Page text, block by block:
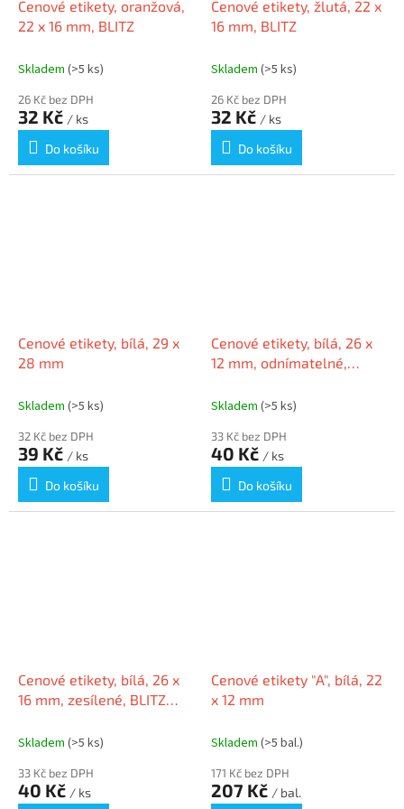
Cenové etikety, oranžová,
22 x 16 mm, BLITZ
Skladem (>5 ks)
26 Kč bez DPH
32 Kč / ks
Do košíku
Cenové etikety, žlutá, 22 x
16 mm, BLITZ
Skladem (>5 ks)
26 Kč bez DPH
32 Kč / ks
Do košíku
Cenové etikety, bílá, 29 x
28 mm
Skladem (>5 ks)
32 Kč bez DPH
39 Kč / ks
Do košíku
Cenové etikety, bílá, 26 x
12 mm, odnímatelné,
Skladem (>5 ks)
33 Kč bez DPH
40 Kč / ks
Do košíku
Cenové etikety, bílá, 26 x
16 mm, zesílené, BLITZ
Skladem (>5 ks)
33 Kč bez DPH
40 Kč / ks
Cenové etikety "A", bílá, 22
x 12 mm
Skladem (>5 bal.)
171 Kč bez DPH
207 Kč / bal.